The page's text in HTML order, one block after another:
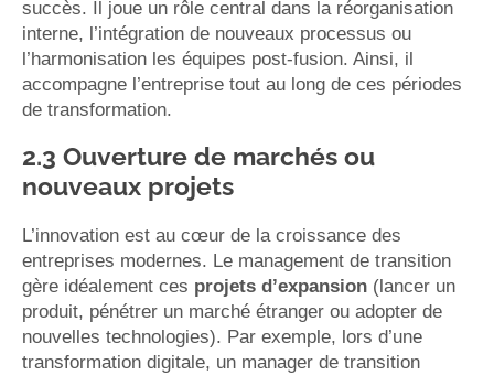
succès. Il joue un rôle central dans la réorganisation
interne, l’intégration de nouveaux processus ou
l’harmonisation les équipes post-fusion. Ainsi, il
accompagne l’entreprise tout au long de ces périodes
de transformation.
2.3 Ouverture de marchés ou
nouveaux projets
L’innovation est au cœur de la croissance des
entreprises modernes. Le management de transition
gère idéalement ces projets d’expansion (lancer un
produit, pénétrer un marché étranger ou adopter de
nouvelles technologies). Par exemple, lors d’une
transformation digitale, un manager de transition